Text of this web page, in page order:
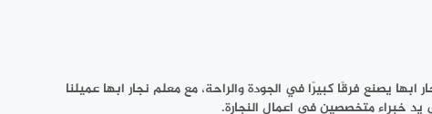
يصنع فرقًا كبيرًا في الجودة والراحة، مع معلم نجار ابها عميلنا
يد خبراء متخصصين في اعمال النجارة.